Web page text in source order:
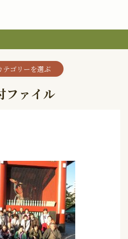
テゴリーを選ぶ
ファイル